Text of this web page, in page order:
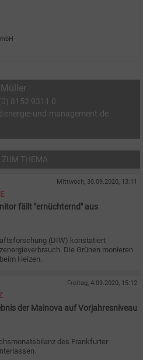
8152 9311 0
und-management.de
ZUM THEMA
Mittwoch, 30.09.2020, 13:11
DIW Wärmemonitor fällt "ernüchternd" aus
(DIW) konstatiert
Die Grünen monieren
Heizen.
Freitag, 4.09.2020, 15:12
der Mainova auf Vorjahresniveau
des Frankfurter